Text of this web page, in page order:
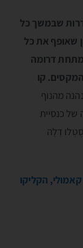
שבמשך כל
שאופף את כל
דרומה
קו
מהנוף
כנסיית
דֶלָה
הקליקו